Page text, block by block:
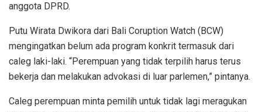
anggota DPRD.
Putu Wirata Dwikora dari Bali Coruption Watch (BCW)
mengingatkan belum ada program konkrit termasuk dari
caleg laki-laki. “Perempuan yang tidak terpilih harus terus
bekerja dan melakukan advokasi di luar parlemen,” pintanya.
Caleg perempuan minta pemilih untuk tidak lagi meragukan